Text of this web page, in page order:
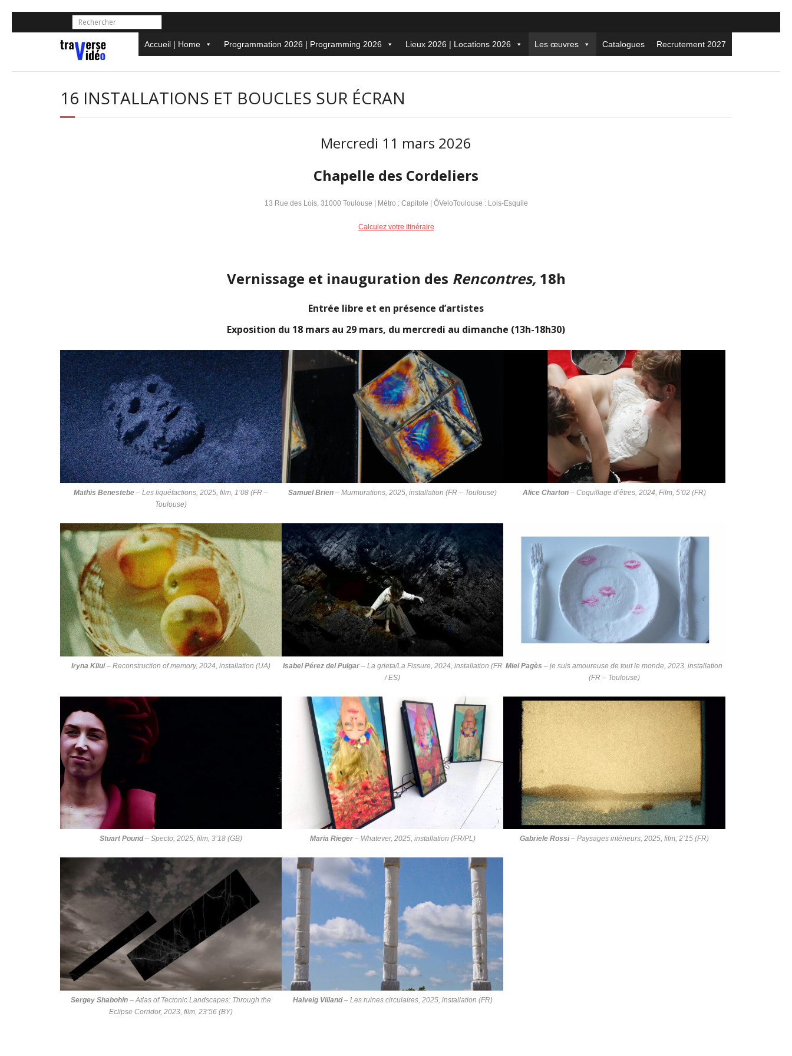
Accueil | Home Programmation 2026 | Programming 2026 Lieux 2026 | Locations 2026 Les œuvres Catalogues Recrutement 2027
16 INSTALLATIONS ET BOUCLES SUR ÉCRAN
Mercredi 11 mars 2026
Chapelle des Cordeliers
13 Rue des Lois, 31000 Toulouse | Métro : Capitole | ÔVeloToulouse : Lois-Esquile
Calculez votre itinéraire
Vernissage et inauguration des Rencontres, 18h
Entrée libre et en présence d’artistes
Exposition du 18 mars au 29 mars, du mercredi au dimanche (13h-18h30)
Mathis Benestebe –Les liquéfactions, 2025, film, 1’08 (FR –
Toulouse)
Samuel Brien –Murmurations, 2025, installation (FR – Toulouse) Alice Charton– Coquillage d’êtres, 2024, Film, 5’02 (FR)
Iryna Kliui–Reconstruction of memory, 2024, installation (UA) Isabel Pérez del Pulgar– La grieta/La Fissure, 2024, installation (FR
/ ES)
Miel Pagès –je suis amoureuse de tout le monde , 2023, installation
(FR – Toulouse)
Stuart Pound–Specto, 2025, film, 3’18 (GB) Maria Rieger– Whatever, 2025, installation (FR/PL) Gabriele Rossi– Paysages intérieurs, 2025, film, 2’15 (FR)
Sergey Shabohin –Atlas of Tectonic Landscapes: Through the
Eclipse Corridor, 2023, film, 23’56 (BY)
Halveig Villand– Les ruines circulaires, 2025, installation (FR)